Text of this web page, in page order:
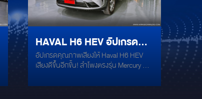
HAVAL H6 HEV อัปเกรด
คุณภาพเสียงให้เสียงดีขึ้นอีก
อัปเกรดคุณภาพเสียงให้ Haval H6 HEV
เสียงดีขึ้นอีกขั้น! ลำโพงตรงรุ่น Mercury M-
ชิ้น Plug & Play ตรงรุ่น ไม่ต้องดัดแปลง